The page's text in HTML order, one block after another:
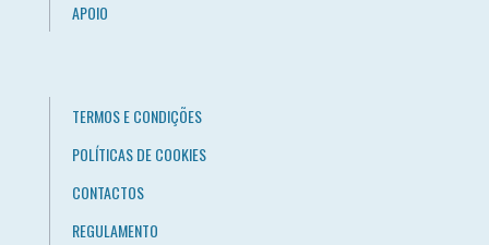
APOIO
TERMOS E CONDIÇÕES
POLÍTICAS DE COOKIES
CONTACTOS
REGULAMENTO